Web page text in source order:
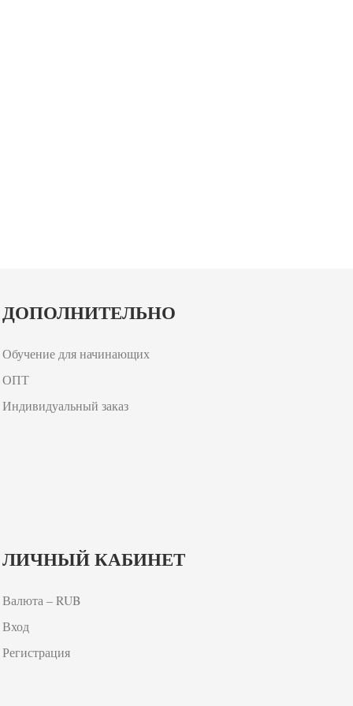
ДОПОЛНИТЕЛЬНО
Обучение для начинающих
ОПТ
Индивидуальный заказ
ЛИЧНЫЙ КАБИНЕТ
Валюта – RUB
Вход
Регистрация